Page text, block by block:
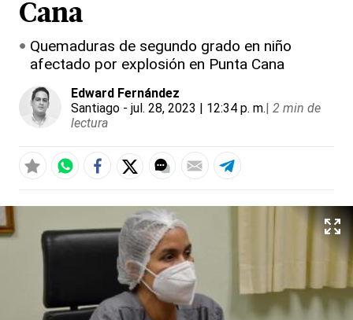
Cana
Quemaduras de segundo grado en niño
afectado por explosión en Punta Cana
Edward Fernández
Santiago - jul. 28, 2023 | 12:34 p. m.| 2 min de
lectura